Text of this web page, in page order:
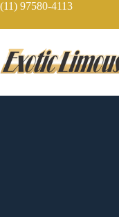
Skip
content
(11) 97580-4113